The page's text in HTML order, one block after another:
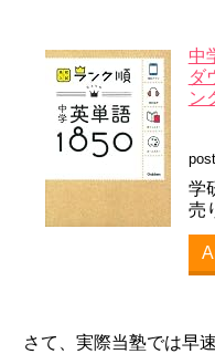
中
ダ
ン
学
売
さて、実際当塾では早